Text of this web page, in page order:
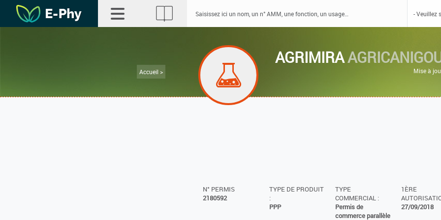
Accueil >
AGRIMIRA
Mise à
N° PERMIS
2180592
TYPE DE PRODUIT
:
PPP
TYPE
COMMERCIAL :
Permis de
commerce parallèle
1ÈRE
27/09/2018